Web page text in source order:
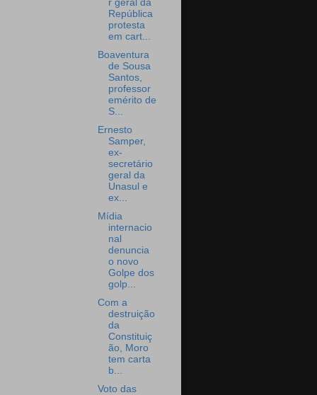
r geral da
República
protesta
em cart...
Boaventura
de Sousa
Santos,
professor
emérito de
S...
Ernesto
Samper,
ex-
secretário
geral da
Unasul e
ex...
Mídia
internacio
nal
denuncia
o novo
Golpe dos
golp...
Com a
destruição
da
Constituiç
ão, Moro
tem carta
b...
Voto das